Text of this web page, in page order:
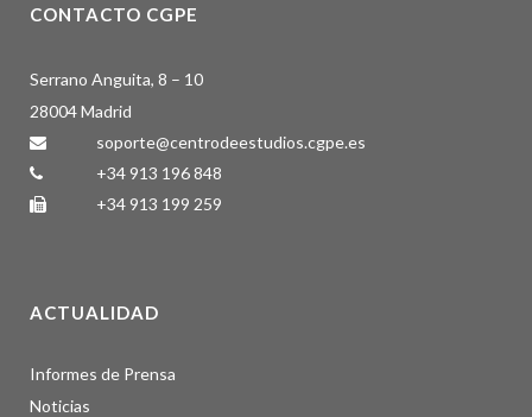
CONTACTO CGPE
Serrano Anguita, 8 – 10
28004 Madrid
soporte@centrodeestudios.cgpe.es
+34 913 196 848
+34 913 199 259
ACTUALIDAD
Informes de Prensa
Noticias